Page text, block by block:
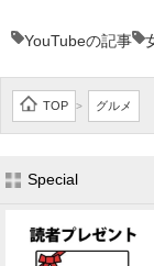
YouTubeの記事
TOP > グルメ
Special